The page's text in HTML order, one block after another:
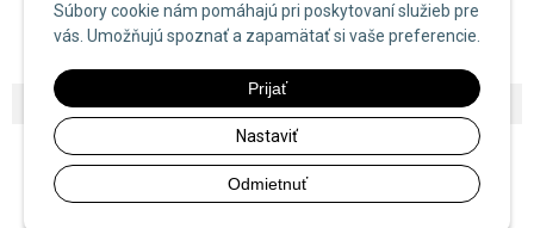
Súbory cookie nám pomáhajú pri poskytovaní služieb pre
vás. Umožňujú spoznať a zapamätať si vaše preferencie.
Prijať
Nastaviť
Odmietnuť
Zásady používania cookies